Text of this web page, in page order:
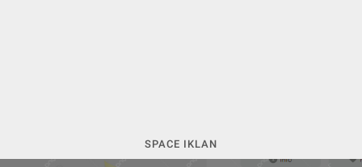
SPACE IKLAN